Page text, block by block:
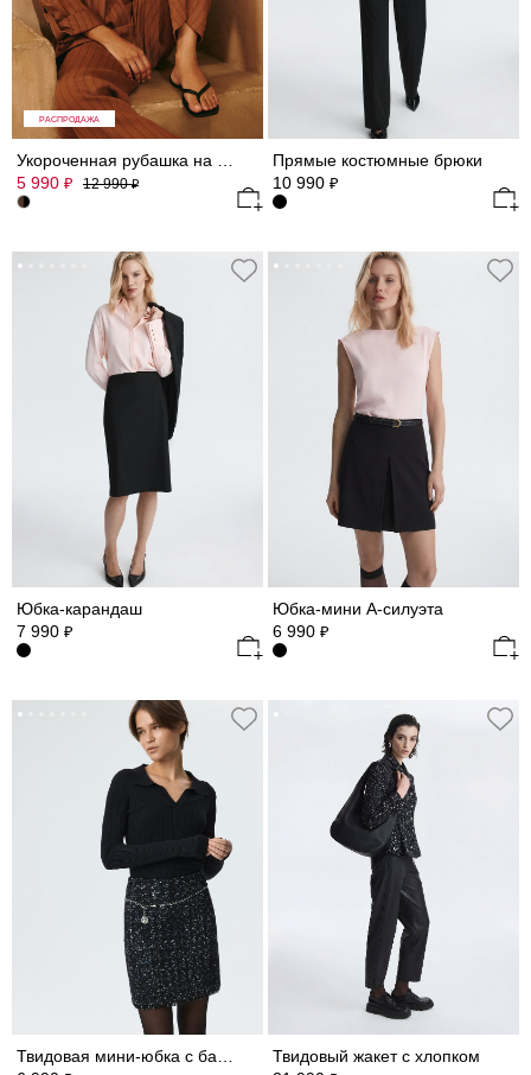
РАСПРОДАЖА
5 990 ₽ 12 990₽
Прямые костюмные брюки
10 990 ₽
Юбка-карандаш
7 990 ₽
Юбка-мини А-силуэта
6 990 ₽
Твидовая мини-юбка с бахромой
Твидовый жакет с хлопком